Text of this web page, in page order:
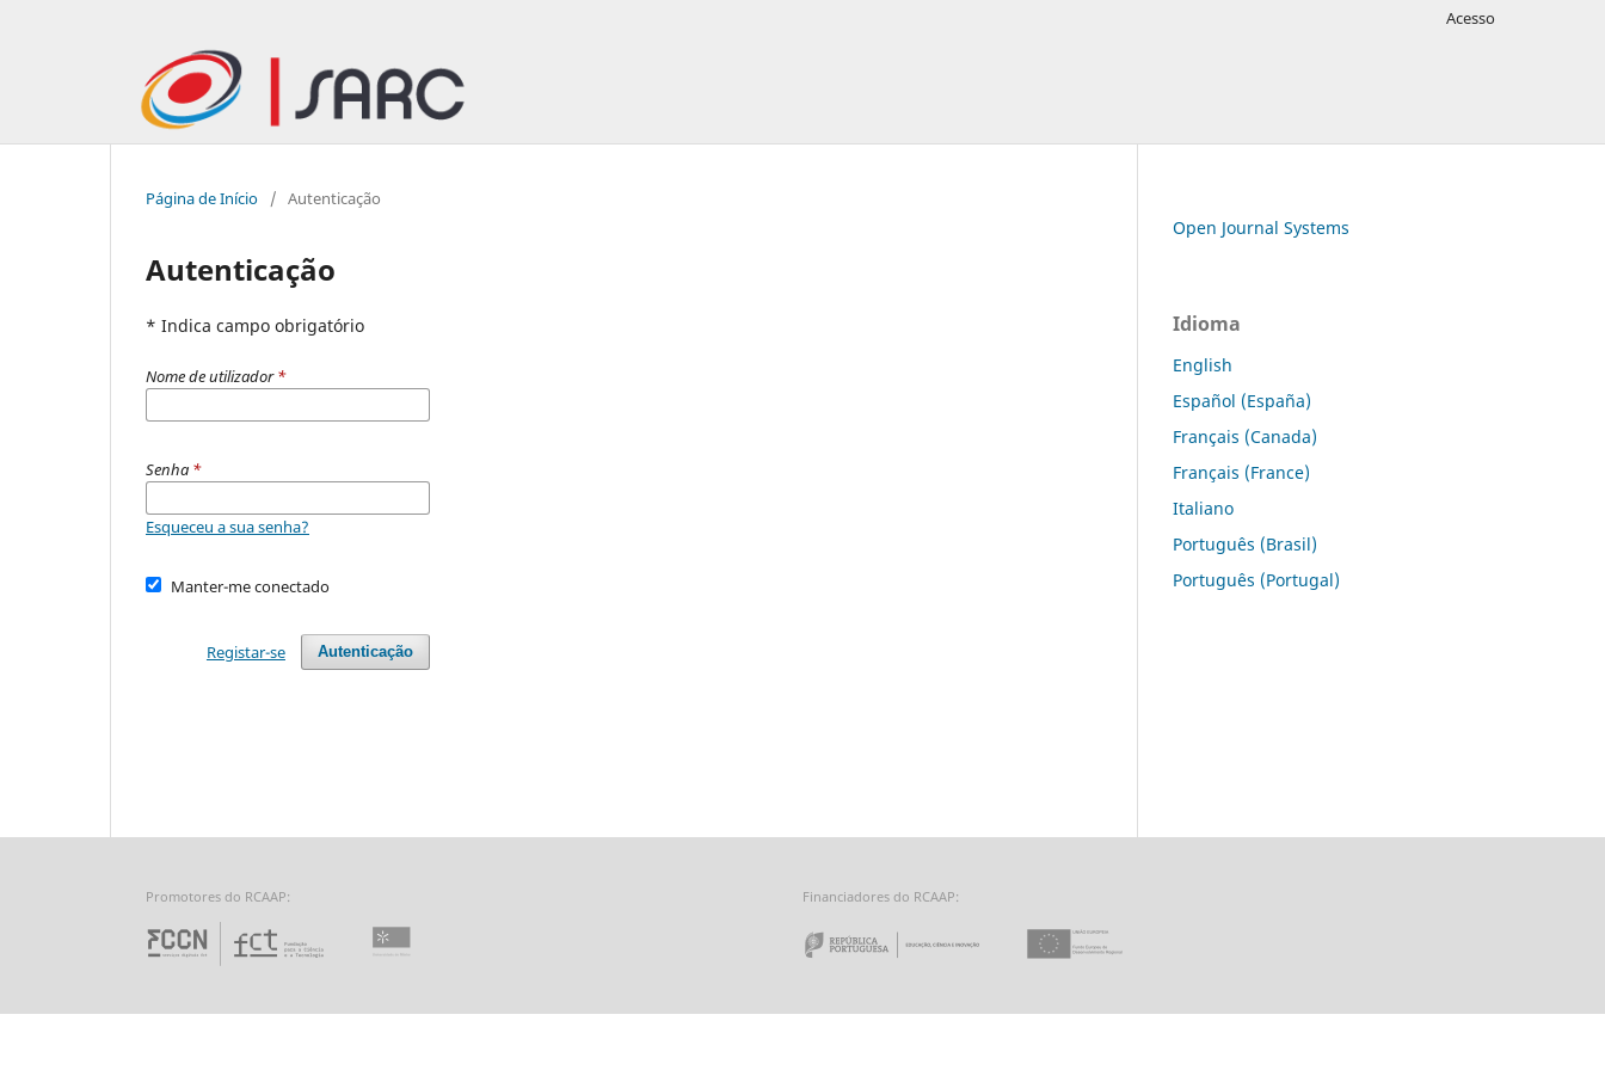
Acesso
Página de Início / Autenticação
Autenticação
* Indica campo obrigatório
Nome de utilizador*
Senha *
Esqueceu a sua senha?
Manter-me conectado
Autenticação
Registar-se
Open Journal Systems
Idioma
English
Español (España)
Français (Canada)
Français (France)
Italiano
Português (Brasil)
Português (Portugal)
Promotores do RCAAP:
Fundação para a Ciência e a Tecnologia - Fundação para a Computação Científica Nacional
Financiadores do RCAAP:
República Portuguesa · Ministério da Ciência, Tecnologia e Ensino